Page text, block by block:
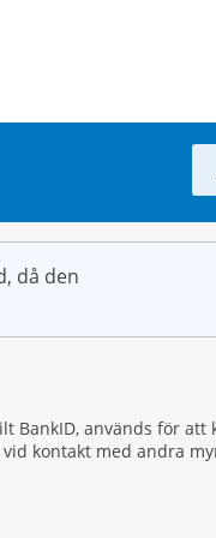
då den
används för att
kontakt med andra